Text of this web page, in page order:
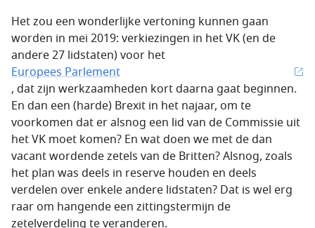
Het zou een wonderlijke vertoning kunnen gaan
worden in mei 2019: verkiezingen in het VK (en de
andere 27 lidstaten) voor het
Europees Parlement
, dat zijn werkzaamheden kort daarna gaat beginnen.
En dan een (harde) Brexit in het najaar, om te
voorkomen dat er alsnog een lid van de Commissie uit
het VK moet komen? En wat doen we met de dan
vacant wordende zetels van de Britten? Alsnog, zoals
het plan was deels in reserve houden en deels
verdelen over enkele andere lidstaten? Dat is wel erg
raar om hangende een zittingstermijn de
zetelverdeling te veranderen.